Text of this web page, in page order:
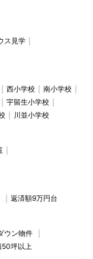
ス見学
西小学校
南小学校
宇留生小学校
川並小学校
返済額9万円台
ウン物件
50坪以上